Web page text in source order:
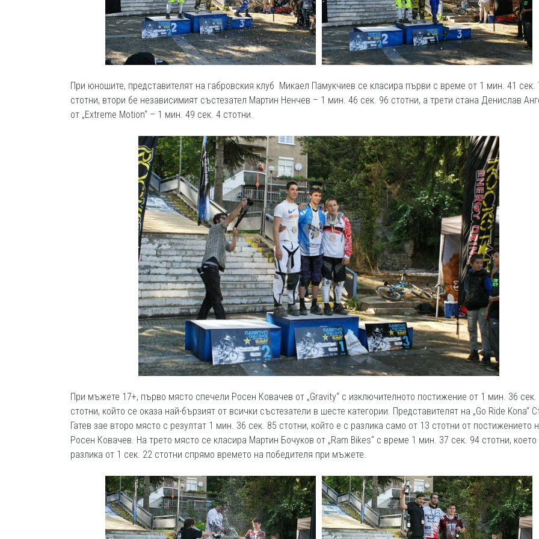
При юношите, представителят на габровския клуб Микаел Памукчиев се класира първи с време от 1 мин. 41 сек.
стотни, втори бе независимият състезател Мартин Ненчев – 1 мин. 46 сек. 96 стотни, а трети стана Денислав
от „Extreme Motion“ – 1 мин. 49 сек. 4 стотни.
При мъжете 17+, първо място спечели Росен Ковачев от „Gravity“ с изключителното постижение от 1 мин. 36 сек.
стотни, който се оказа най-бързият от всички състезатели в шесте категории. Представителят на „Go Ride Kona“
Гатев зае второ място с резултат 1 мин. 36 сек. 85 стотни, който е с разлика само от 13 стотни от постижението
Росен Ковачев. На трето място се класира Мартин Бочуков от „Ram Bikes“ с време 1 мин. 37 сек. 94 стотни, което
разлика от 1 сек. 22 стотни спрямо времето на победителя при мъжете.